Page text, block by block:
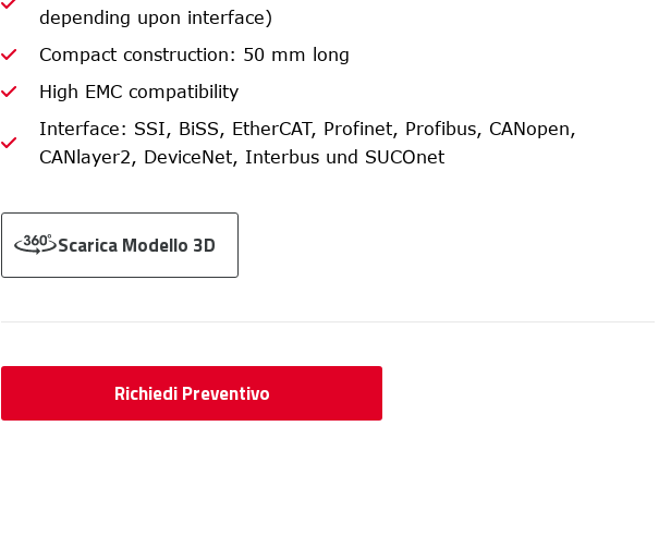
depending upon interface)
Compact construction: 50 mm long
High EMC compatibility
Interface: SSI, BiSS, EtherCAT, Profinet, Profibus, CANopen,
CANlayer2, DeviceNet, Interbus und SUCOnet
Scarica Modello 3D
Richiedi Preventivo